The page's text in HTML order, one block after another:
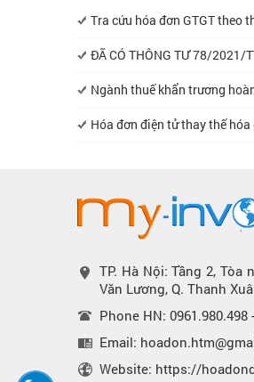
Tra cứu hóa đơn GTGT theo
ĐÃ CÓ THÔNG TƯ 78/2021/
Ngành thuế khẩn trương
Hóa đơn điện tử thay thế
TP. Hà Nội: Tầng 2, Tòa
Văn Lương, Q. Thanh
Phone HN: 0961.980.498
Email:
Website: https://